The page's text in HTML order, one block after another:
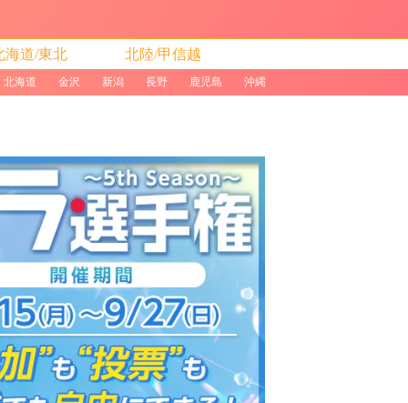
海道/東北 北陸/甲信越
北海道 金沢 新潟 長野 鹿児島 沖縄